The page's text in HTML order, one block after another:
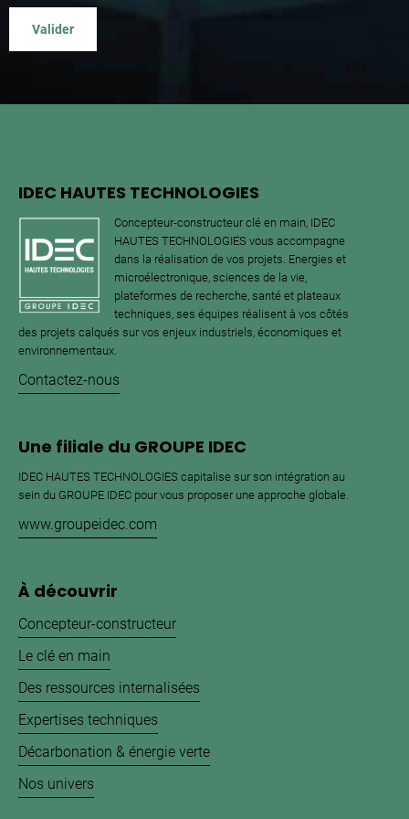
IDEC HAUTES TECHNOLOGIES
Concepteur-constructeur clé en main, IDEC
HAUTES TECHNOLOGIES vous accompagne
dans la réalisation de vos projets. Energies et
microélectronique, sciences de la vie,
plateformes de recherche, santé et plateaux
techniques, ses équipes réalisent à vos côtés
des projets calqués sur vos enjeux industriels, économiques et
environnementaux.
Contactez-nous
Une filiale du GROUPE IDEC
IDEC HAUTES TECHNOLOGIES capitalise sur son intégration au
sein du GROUPE IDEC pour vous proposer une approche globale.
www.groupeidec.com
À découvrir
Concepteur-constructeur
Le clé en main
Des ressources internalisées
Expertises techniques
Décarbonation & énergie verte
Nos univers